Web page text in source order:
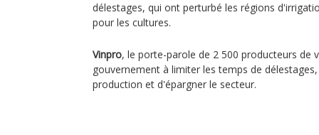
délestages, qui ont perturbé les régions
pour les cultures.
Vinpro, le porte-parole de 2 500 producteurs de
gouvernement à limiter les temps de
production et d'épargner le secteur.